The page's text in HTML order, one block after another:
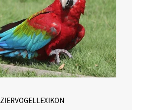
ZIERVOGELLEXIKON